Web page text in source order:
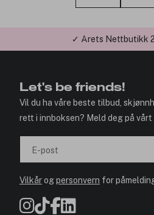
✓ Årets Nettbutikk
Let's be friends!
Vil du ha våre beste tilbud,
rett i innboksen? Meld deg på vårt
E-post
Vilkårogpersonvern for